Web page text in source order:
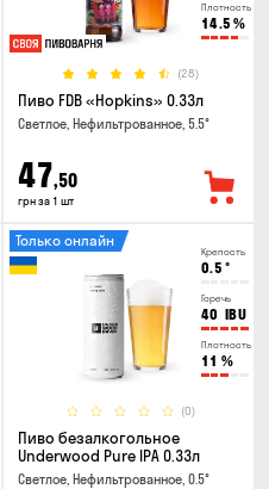
Плотность
14.5 %
(28)
Пиво FDB «Hopkins» 0.33л
Светлое, Нефильтрованное, 5.5°
47,50
грн за 1 шт
Крепость
0.5 °
Горечь
40 IBU
Плотность
11 %
(0)
Только онлайн
Пиво безалкогольное
Underwood Pure IPA 0.33л
Светлое, Нефильтрованное, 0.5°